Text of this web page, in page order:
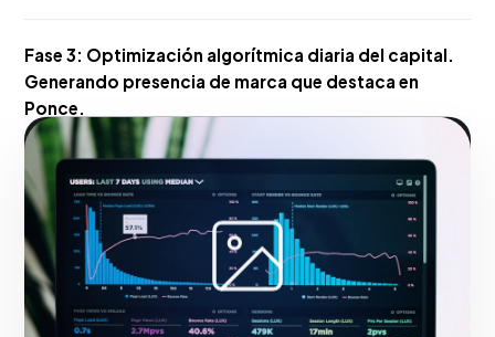
Fase 3: Optimización algorítmica diaria del capital.
Generando presencia de marca que destaca en
Ponce.
Hacerlo realidad